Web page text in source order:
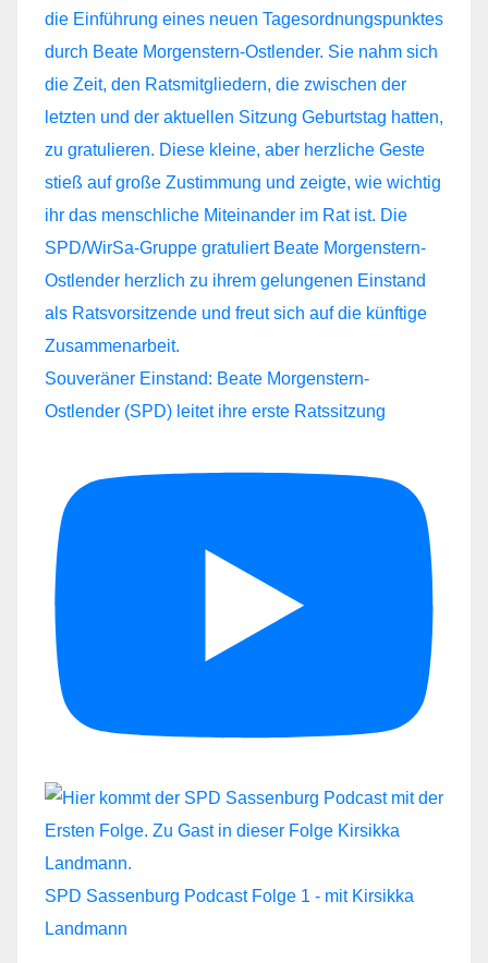
Souveräner Einstand: Beate Morgenstern-
Ostlender (SPD) leitet ihre erste Ratssitzung
SPD Sassenburg Podcast Folge 1 - mit Kirsikka
Landmann